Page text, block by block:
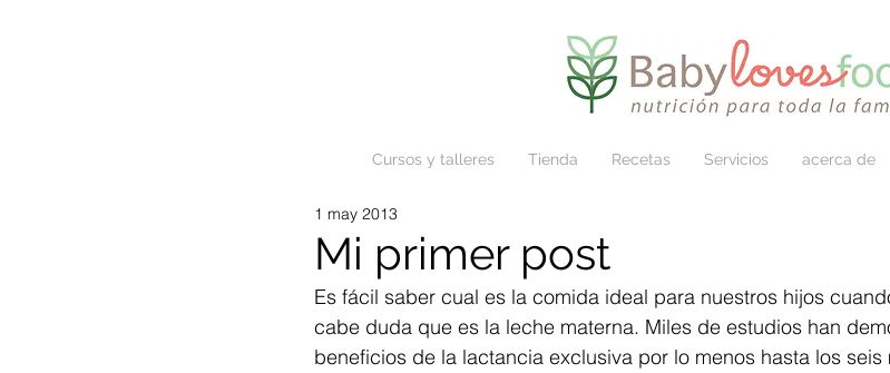
Cursos y talleres Tienda Recetas Servicios acerca de
Mi primer post
1 may 2013
Es fácil saber cual es la comida ideal para nuestros hijos
cabe duda que es la leche materna. Miles de estudios han
beneficios de la lactancia exclusiva por lo menos hasta los